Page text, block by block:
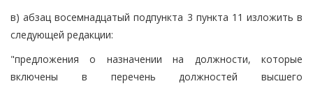
в) абзац восемнадцатый подпункта 3 пункта 11 изложить в
следующей редакции:
"предложения о назначении на должности, которые
включены в перечень должностей высшего